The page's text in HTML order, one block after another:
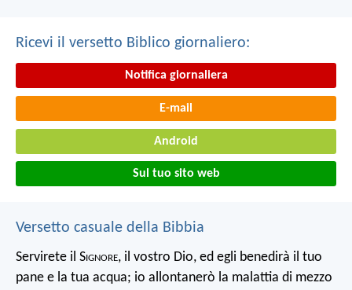
Ricevi il versetto Biblico giornaliero:
Notifica giornaliera
E-mail
Android
Sul tuo sito web
Versetto casuale della Bibbia
Servirete il Signore, il vostro Dio, ed egli benedirà il tuo
pane e la tua acqua; io allontanerò la malattia di mezzo